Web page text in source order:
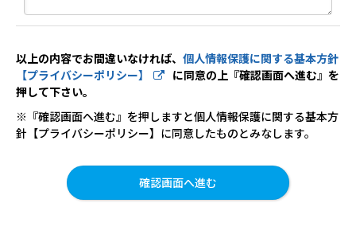
以上の内容でお間違いなければ、 個人情報保護に関する基本方針
【プライバシーポリシー】
に同意の上『確認画面へ進む』を
押して下さい。
※『確認画面へ進む』を押しますと個人情報保護に関する基本方
針【プライバシーポリシー】に同意したものとみなします。